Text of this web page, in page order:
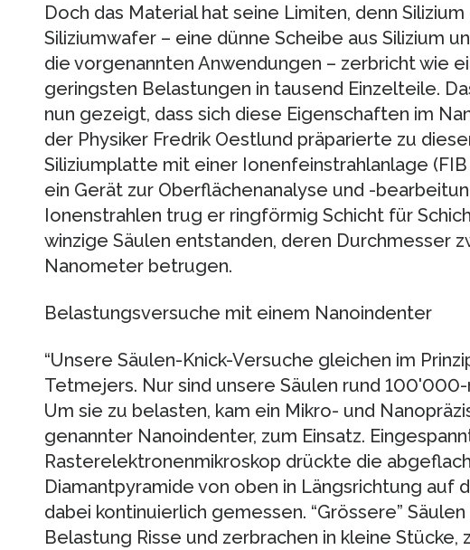
Doch das Material hat seine Limiten, denn
Siliziumwafer – eine dünne Scheibe aus Silizium
die vorgenannten Anwendungen – zerbricht wie
geringsten Belastungen in tausend Einzelteile.
nun gezeigt, dass sich diese Eigenschaften im
der Physiker Fredrik Oestlund präparierte zu
Siliziumplatte mit einer Ionenfeinstrahlanlage
ein Gerät zur Oberflächenanalyse und -
Ionenstrahlen trug er ringförmig Schicht für
winzige Säulen entstanden, deren Durchmesser
Nanometer betrugen.
Belastungsversuche mit einem Nanoindenter
“Unsere Säulen-Knick-Versuche gleichen im
Tetmejers. Nur sind unsere Säulen rund 100'000-
Um sie zu belasten, kam ein Mikro- und
genannter Nanoindenter, zum Einsatz.
Rasterelektronenmikroskop drückte die
Diamantpyramide von oben in Längsrichtung auf
dabei kontinuierlich gemessen. “Grössere”
Belastung Risse und zerbrachen in kleine Stücke,